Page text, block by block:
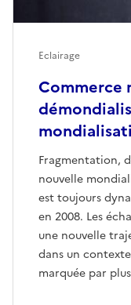
Commerce
Fragmentation,
nouvelle
est toujours
en 2008. Les
une nouvelle
dans un
marquée par
Eclairage